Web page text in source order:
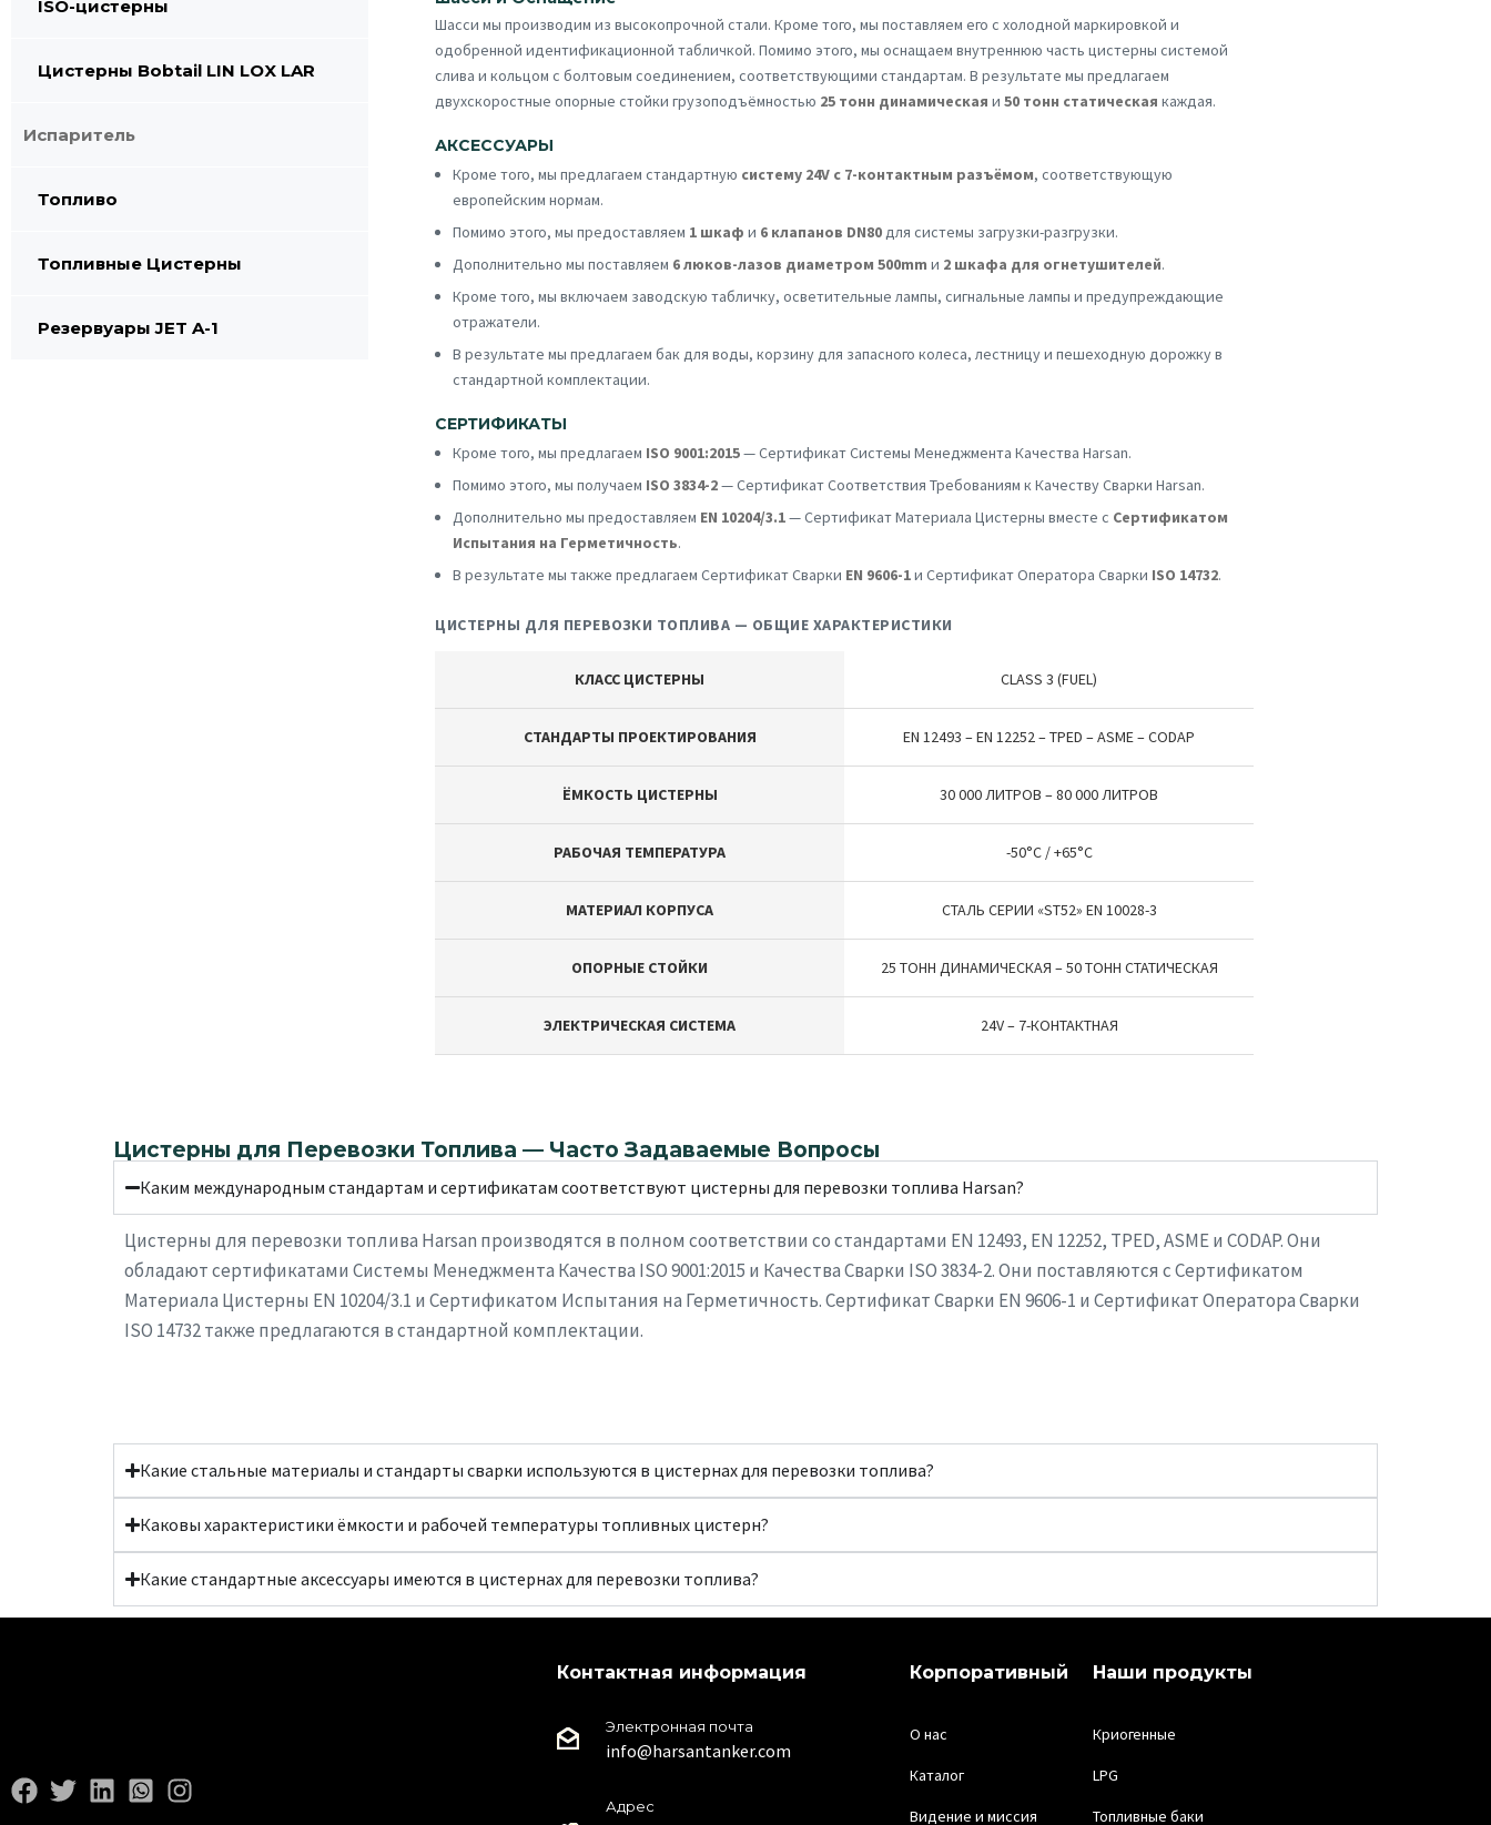
ISO-цистерны
Цистерны Bobtail LIN LOX LAR
Испаритель
Топливо
Топливные Цистерны
Резервуары JET A-1
Шасси мы производим из высокопрочной стали. Кроме того, мы поставляем его с холодной маркировкой и
одобренной идентификационной табличкой. Помимо этого, мы оснащаем внутреннюю часть цистерны системой
слива и кольцом с болтовым соединением, соответствующими стандартам. В результате мы предлагаем
двухскоростные опорные стойки грузоподъёмностью 25 тонн динамическая и 50 тонн статическая каждая.
АКСЕССУАРЫ
Кроме того, мы предлагаем стандартную систему 24V с 7-контактным разъёмом, соответствующую
европейским нормам.
Помимо этого, мы предоставляем 1 шкаф и 6 клапанов DN80для системы загрузки-разгрузки.
Дополнительно мы поставляем 6 люков-лазов диаметром 500mm и 2 шкафа для огнетушителей.
Кроме того, мы включаем заводскую табличку, осветительные лампы, сигнальные лампы и предупреждающие
отражатели.
В результате мы предлагаем бак для воды, корзину для запасного колеса, лестницу и пешеходную дорожку в
стандартной комплектации.
СЕРТИФИКАТЫ
Кроме того, мы предлагаем ISO 9001:2015— Сертификат Системы Менеджмента Качества Harsan.
Помимо этого, мы получаем ISO 3834-2— Сертификат Соответствия Требованиям к Качеству Сварки Harsan.
Дополнительно мы предоставляем EN 10204/3.1— Сертификат Материала Цистерны вместе с Сертификатом
Испытания на Герметичность.
В результате мы также предлагаем Сертификат Сварки EN 9606-1и Сертификат Оператора Сварки ISO 14732.
ЦИСТЕРНЫ ДЛЯ ПЕРЕВОЗКИ ТОПЛИВА — ОБЩИЕ ХАРАКТЕРИСТИКИ
КЛАСС ЦИСТЕРНЫ CLASS 3 (FUEL)
СТАНДАРТЫ ПРОЕКТИРОВАНИЯ EN 12493 – EN 12252 – TPED – ASME – CODAP
ЁМКОСТЬ ЦИСТЕРНЫ 30 000 ЛИТРОВ – 80 000 ЛИТРОВ
РАБОЧАЯ ТЕМПЕРАТУРА -50°C / +65°C
МАТЕРИАЛ КОРПУСА СТАЛЬ СЕРИИ «ST52» EN 10028-3
ОПОРНЫЕ СТОЙКИ 25 ТОНН ДИНАМИЧЕСКАЯ – 50 ТОНН СТАТИЧЕСКАЯ
ЭЛЕКТРИЧЕСКАЯ СИСТЕМА 24V – 7-КОНТАКТНАЯ
Цистерны для Перевозки Топлива — Часто Задаваемые Вопросы
Каким международным стандартам и сертификатам соответствуют цистерны для перевозки топлива Harsan?
Цистерны для перевозки топлива Harsan производятся в полном соответствии со стандартами EN 12493, EN 12252, TPED, ASME и CODAP. Они
обладают сертификатами Системы Менеджмента Качества ISO 9001:2015 и Качества Сварки ISO 3834-2. Они поставляются с Сертификатом
Материала Цистерны EN 10204/3.1 и Сертификатом Испытания на Герметичность. Сертификат Сварки EN 9606-1 и Сертификат Оператора Сварки
ISO 14732 также предлагаются в стандартной комплектации.
Какие стальные материалы и стандарты сварки используются в цистернах для перевозки топлива?
Каковы характеристики ёмкости и рабочей температуры топливных цистерн?
Какие стандартные аксессуары имеются в цистернах для перевозки топлива?
Контактная информация
Электронная почта
info@harsantanker.com
Адрес
Корпоративный
О нас
Каталог
Видение и миссия
Наши продукты
Криогенные
LPG
Топливные баки